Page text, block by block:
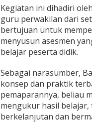
l
a
j
a
r
a
n
G
u
g
u
s
X
Kegiatan ini dihadiri
guru perwakilan dari
bertujuan untuk
menyusun asesmen
belajar peserta didik.
Sebagai narasumber,
konsep dan praktik
pemaparannya, beliau
mengukur hasil
berkelanjutan dan